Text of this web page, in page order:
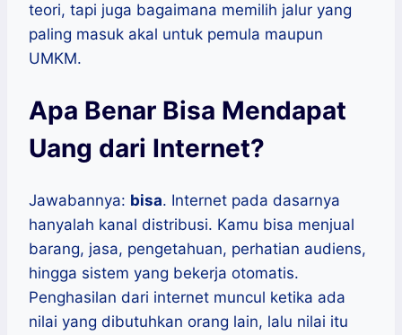
teori, tapi juga bagaimana memilih jalur yang
paling masuk akal untuk pemula maupun
UMKM.
Apa Benar Bisa Mendapat
Uang dari Internet?
Jawabannya: bisa. Internet pada dasarnya
hanyalah kanal distribusi. Kamu bisa menjual
barang, jasa, pengetahuan, perhatian audiens,
hingga sistem yang bekerja otomatis.
Penghasilan dari internet muncul ketika ada
nilai yang dibutuhkan orang lain, lalu nilai itu